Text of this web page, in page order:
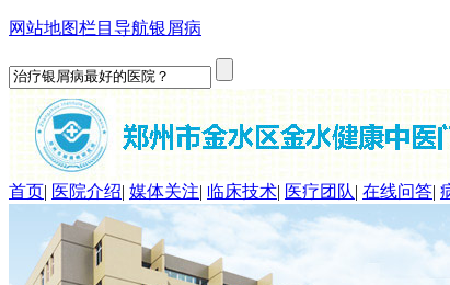
网站地图栏目导航银屑病
首页| 医院介绍| 媒体关注| 临床技术| 医疗团队| 在线问答|